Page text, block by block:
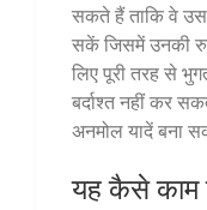
सकते हैं ताकि वे
सकें जिसमें उनकी
लिए पूरी तरह से
बर्दाश्त नहीं कर
अनमोल यादें बना
यह कैसे काम